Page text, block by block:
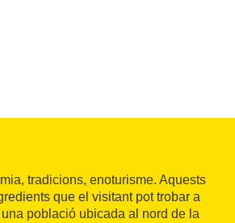
tradicions, enoturisme. Aquests
que el visitant pot trobar a
població ubicada al nord de la